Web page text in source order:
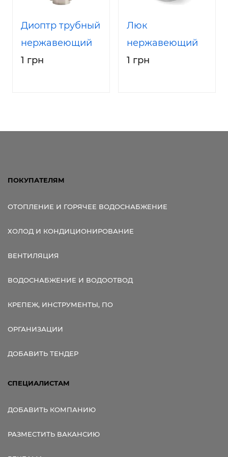
Диоптр трубный
нержавеющий
1 грн
Люк
нержавеющий
1 грн
ПОКУПАТЕЛЯМ
ОТОПЛЕНИЕ И ГОРЯЧЕЕ ВОДОСНАБЖЕНИЕ
ХОЛОД И КОНДИЦИОНИРОВАНИЕ
ВЕНТИЛЯЦИЯ
ВОДОСНАБЖЕНИЕ И ВОДООТВОД
КРЕПЕЖ, ИНСТРУМЕНТЫ, ПО
ОРГАНИЗАЦИИ
ДОБАВИТЬ ТЕНДЕР
СПЕЦИАЛИСТАМ
ДОБАВИТЬ КОМПАНИЮ
РАЗМЕСТИТЬ ВАКАНСИЮ